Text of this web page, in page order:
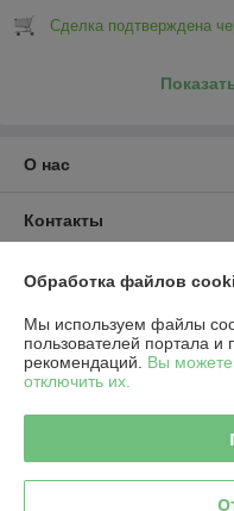
Сделка подтверждена
О нас
Контакты
Доставка и оплата
График работы
Полная версия сайта
Политика обработки
Сайт создан на
Обработка файлов
Мы используем файлы
пользователей портала
рекомендаций. Вы
отключить их.